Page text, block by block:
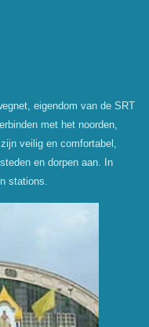
eigendom van de SRT
met het noorden,
veilig en comfortabel,
en dorpen aan. In
stations.